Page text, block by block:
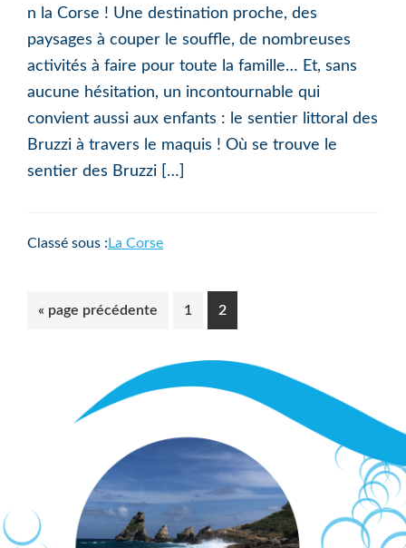
n la Corse ! Une destination proche, des
paysages à couper le souffle, de nombreuses
activités à faire pour toute la famille… Et, sans
aucune hésitation, un incontournable qui
convient aussi aux enfants : le sentier littoral des
Bruzzi à travers le maquis ! Où se trouve le
sentier des Bruzzi […]
Classé sous : La Corse
« Aller
page précédente
Aller
1
Aller
à
2